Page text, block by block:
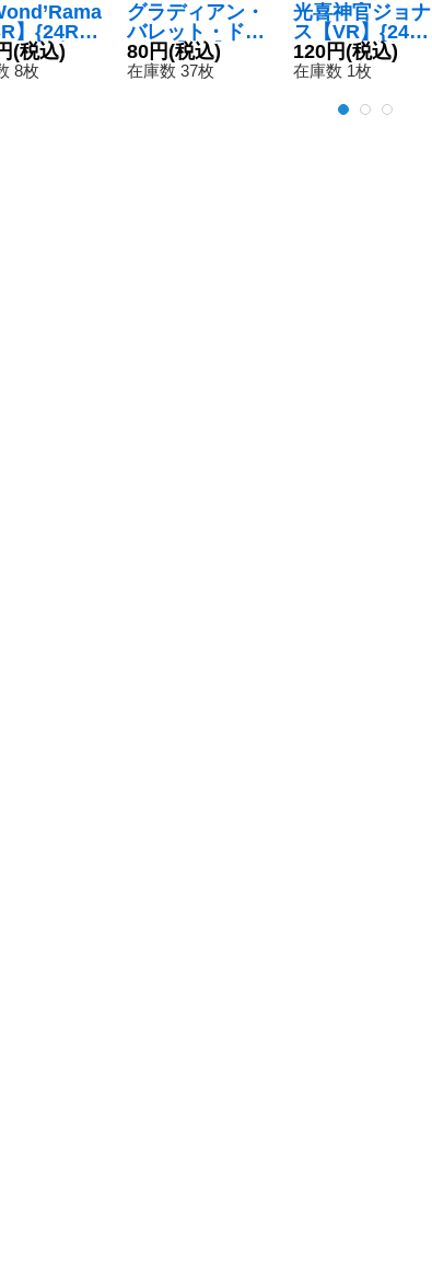
】{24RP1
《水》
(税込)
8枚
グラディアン・
バレット・ドラ
ゴン【SR】{24
RP1S8/S10}
80円(税込)
在庫数 37枚
光喜神官ジョナ
ス【VR】{24RP
15/75}《多》
120円(税込)
在庫数 1枚